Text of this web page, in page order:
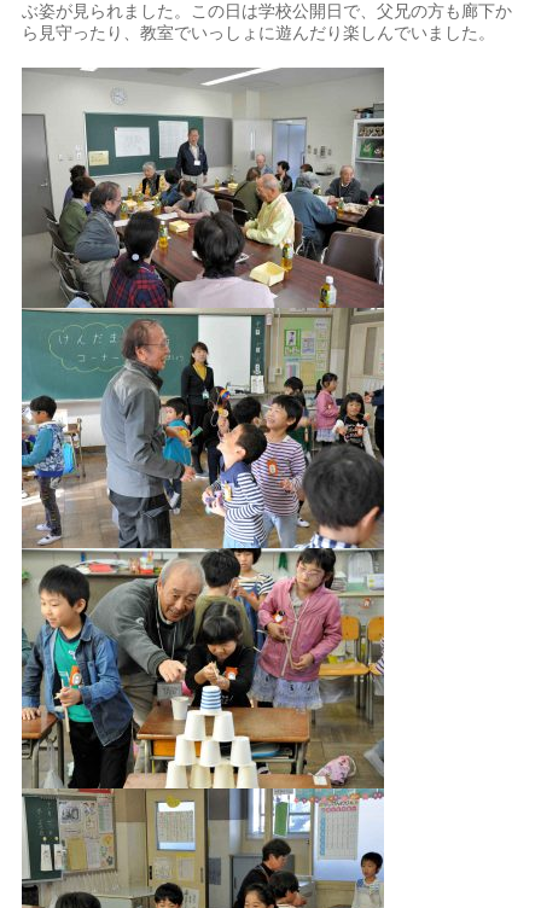
ぶ姿が見られました。この日は学校公開日で、父兄の方も廊下か
ら見守ったり、教室でいっしょに遊んだり楽しんでいました。